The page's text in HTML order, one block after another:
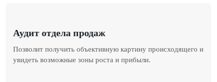
Аудит отдела продаж
Позволит получить объективную картину происходящего и
увидеть возможные зоны роста и прибыли.